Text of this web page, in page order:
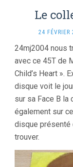
Le
24 FÉVRIER
24mj2004 nous
avec ce 45T de
Child’s Heart ».
disque voit le
sur sa Face B la
également sur
disque
trouver.